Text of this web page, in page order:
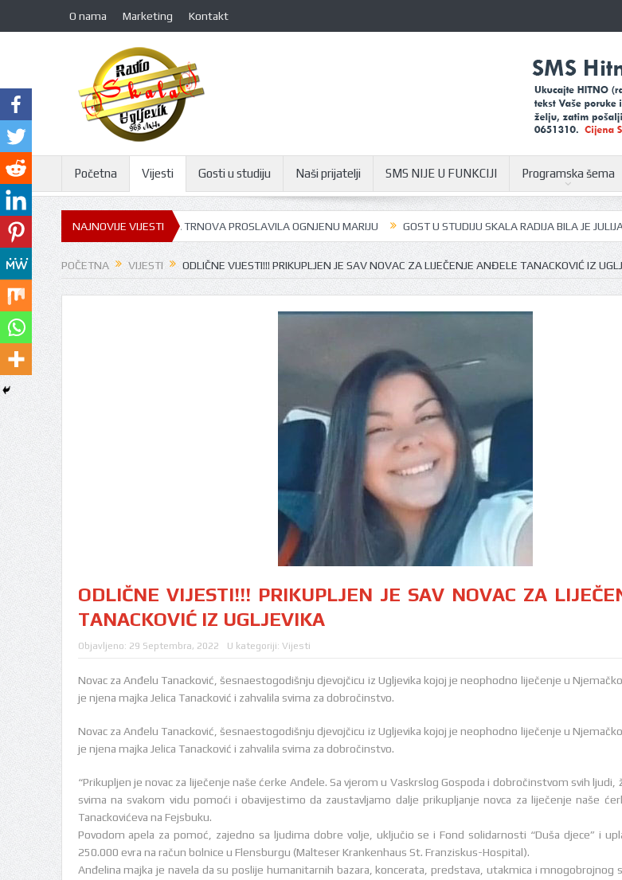
O nama Marketing Kontakt
Početna Vijesti Gosti u studiju Naši prijatelji SMS NIJE U FUNKCIJI Programska šema
NAJNOVIJE VIJESTI
FILIPA VIŠNJIĆA: GORNJA TRNOVA PROSLAVILA OGNJENU MARIJU GOST U STUDIJU SKALA RADIJA BILA JE JULIJA
POČETNA VIJESTI ODLIČNE VIJESTI!!! PRIKUPLJEN JE SAV NOVAC ZA LIJEČENJE ANĐELE TANACKOVIĆ IZ
ODLIČNE VIJESTI!!! PRIKUPLJEN JE SAV NOVAC ZA
TANACKOVIĆ IZ UGLJEVIKA
Objavljeno: 29 Septembra, 2022 U kategoriji: Vijesti
Novac za Anđelu Tanacković, šesnaestogodišnju djevojčicu iz Ugljevika kojoj je neophodno liječenje u
je njena majka Jelica Tanacković i zahvalila svima za dobročinstvo.
Novac za Anđelu Tanacković, šesnaestogodišnju djevojčicu iz Ugljevika kojoj je neophodno liječenje u
je njena majka Jelica Tanacković i zahvalila svima za dobročinstvo.
“Prikupljen je novac za liječenje naše ćerke Anđele. Sa vjerom u Vaskrslog Gospoda i dobročinstvom svih ljudi,
svima na svakom vidu pomoći i obavijestimo da zaustavljamo dalje prikupljanje novca za liječenje naše
Tanackovićeva na Fejsbuku.
Povodom apela za pomoć, zajedno sa ljudima dobre volje, uključio se i Fond solidarnosti “Duša djece” i
250.000 evra na račun bolnice u Flensburgu (Malteser Krankenhaus St. Franziskus-Hospital).
Anđelina majka je navela da su poslije humanitarnih bazara, koncerata, predstava, utakmica i mnogobrojnog